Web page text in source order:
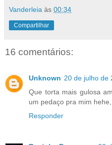
Vanderleia às 00:34
Compartilhar
16 comentários:
Unknown 20 de julho de
Que torta mais gulosa
um pedaço pra mim
Responder